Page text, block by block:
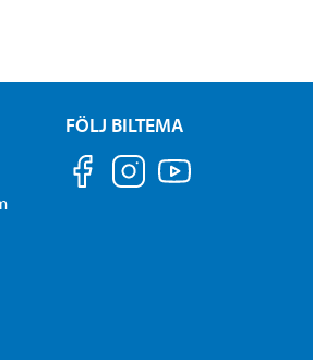
FÖLJ BILTEMA